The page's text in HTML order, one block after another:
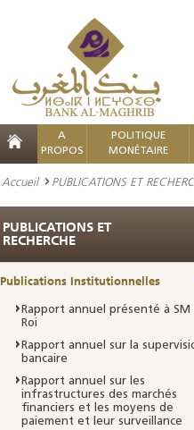
A
PROPOS
POLITIQUE
MONÉTAIRE
Accueil PUBLICATIONS ET
PUBLICATIONS ET
RECHERCHE
Publications Institutionnelles
Rapport annuel présenté à SM
Roi
Rapport annuel sur la
bancaire
Rapport annuel sur les
infrastructures des marchés
financiers et les moyens de
paiement et leur surveillance